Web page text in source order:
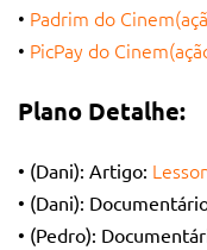
• Padrim do
• PicPay do
Plano Detalhe:
• (Dani): Artigo:
• (Dani):
• (Pedro):